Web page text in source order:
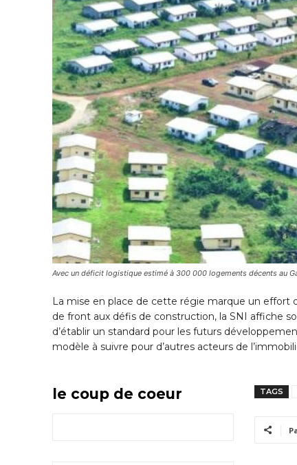
Avec un déficit logistique estimé à 300 000 logements décents au
La mise en place de cette régie marque un effort
de front aux défis de construction, la SNI affiche
d’établir un standard pour les futurs
modèle à suivre pour d’autres acteurs de
le coup de coeur TAGS